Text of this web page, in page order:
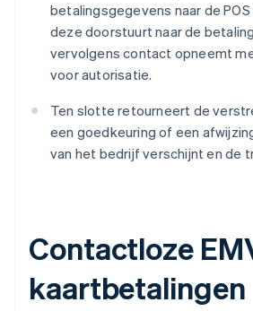
betalingsgegevens naar de
deze doorstuurt naar de
vervolgens contact opneemt
voor autorisatie.
Ten slotte retourneert de
een goedkeuring of een
van het bedrijf verschijnt en de
Contactloze
kaartbetalingen